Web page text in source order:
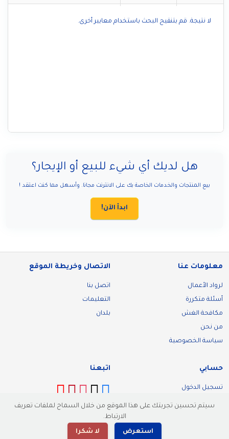
لا نتيجة. قم بتنقيح البحث باستخدام معايير أخرى.
هل لديك أي شيء للبيع أو الإيجار؟
بيع المنتجات والخدمات الخاصة بك على الانترنت مجانا. وأسهل مما كنت اعتقد !
ابدأ الآن!
معلومات عنا
لرواد الأعمال
أسئلة متكررة
مكافحة الغش
من نحن
سياسة الخصوصية
الاتصال وخريطة الموقع
اتصل بنا
التعليمات
بلدان
حسابي
تسجيل الدخول
تسجيل
اتبعنا
سيتم تحسين تجربتك على هذا الموقع من خلال السماح لملفات تعريف
الارتباط.
استعرض لا شكرا